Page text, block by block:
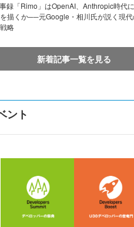
録「Rimo」はOpenAI、Anthropic時代
描くか──元Google・相川氏が説く現
略
新着記事一覧を見る
ント